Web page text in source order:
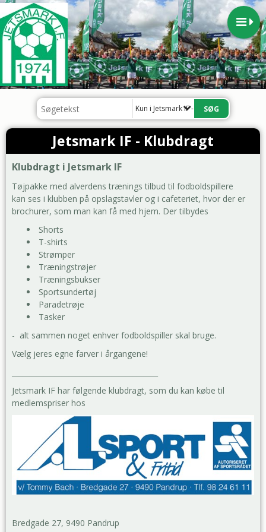
Kun i Jetsmark IF - Klubdragt
Jetsmark IF - Klubdragt
Klubdragt i Jetsmark IF
Tøjpakke med alverdens trænings tilbud til fodboldspillere
kan ses i klubben på opslagstavler og i cafeteriet, hvor der er
brochurer, som man kan få med hjem. Der tilbydes
Shorts
T-shirts
Strømper
Træningstrøjer
Træningsbukser
Sportsundertøj
Paradetrøje
Tasker
- alt sammen noget enhver fodboldspiller skal bruge.
Vælg jeres egne farver i årgangene!
Jetsmark IF har følgende klubdragt, som du kan købe til
medlemspriser hos
Bredgade 27, 9490 Pandrup